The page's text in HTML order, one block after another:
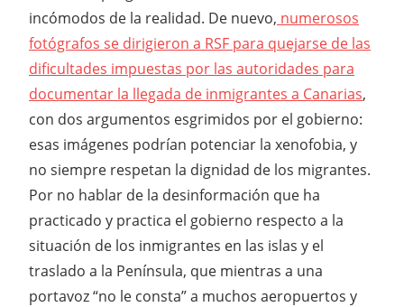
incómodos de la realidad. De nuevo, numerosos
fotógrafos se dirigieron a RSF para quejarse de las
dificultades impuestas por las autoridades para
documentar la llegada de inmigrantes a Canarias,
con dos argumentos esgrimidos por el gobierno:
esas imágenes podrían potenciar la xenofobia, y
no siempre respetan la dignidad de los migrantes.
Por no hablar de la desinformación que ha
practicado y practica el gobierno respecto a la
situación de los inmigrantes en las islas y el
traslado a la Península, que mientras a una
portavoz “no le consta” a muchos aeropuertos y